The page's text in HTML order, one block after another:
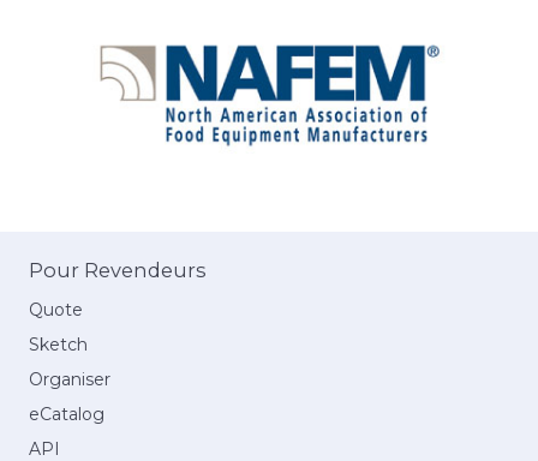
Pour Revendeurs
Quote
Sketch
Organiser
eCatalog
API